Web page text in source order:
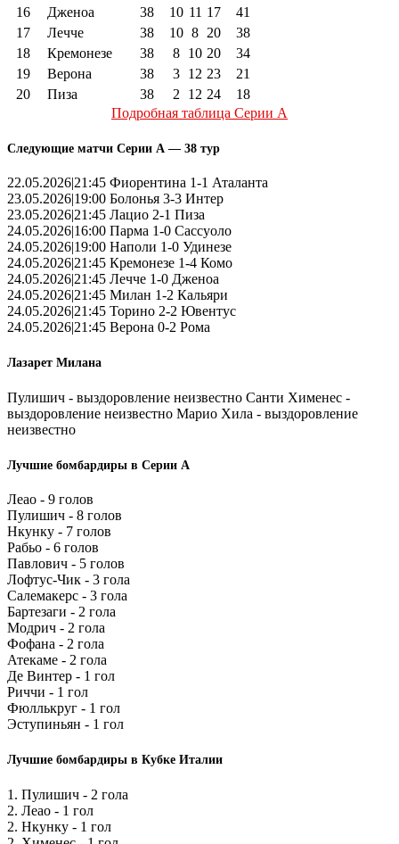
16
Дженоа 38 10 11 17
41
17
Лечче 38 10 8 20
38
18
Кремонезе 38 8 10 20
34
19
Верона 38 3 12 23
21
20
Пиза 38 2 12 24
18
Подробная таблица Серии А
Следующие матчи Серии А — 38 тур
22.05.2026|21:45 Фиорентина 1-1 Аталанта
23.05.2026|19:00 Болонья 3-3 Интер
23.05.2026|21:45 Лацио 2-1 Пиза
24.05.2026|16:00 Парма 1-0 Сассуоло
24.05.2026|19:00 Наполи 1-0 Удинезе
24.05.2026|21:45 Кремонезе 1-4 Комо
24.05.2026|21:45 Лечче 1-0 Дженоа
24.05.2026|21:45 Милан 1-2 Кальяри
24.05.2026|21:45 Торино 2-2 Ювентус
24.05.2026|21:45 Верона 0-2 Рома
Лазарет Милана
Пулишич - выздоровление неизвестно Санти Хименес -
выздоровление неизвестно Марио Хила - выздоровление
неизвестно
Лучшие бомбардиры в Серии А
Леао - 9 голов
Пулишич - 8 голов
Нкунку - 7 голов
Рабьо - 6 голов
Павлович - 5 голов
Лофтус-Чик - 3 гола
Салемакерс - 3 гола
Бартезаги - 2 гола
Модрич - 2 гола
Фофана - 2 гола
Атекаме - 2 гола
Де Винтер - 1 гол
Риччи - 1 гол
Фюллькруг - 1 гол
Эступиньян - 1 гол
Лучшие бомбардиры в Кубке Италии
1. Пулишич - 2 гола
2. Леао - 1 гол
2. Нкунку - 1 гол